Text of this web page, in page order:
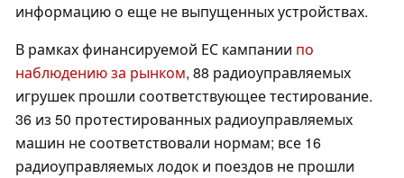
информацию о еще не выпущенных устройствах.
В рамках финансируемой ЕС кампании по
наблюдению за рынком, 88 радиоуправляемых
игрушек прошли соответствующее тестирование.
36 из 50 протестированных радиоуправляемых
машин не соответствовали нормам; все 16
радиоуправляемых лодок и поездов не прошли